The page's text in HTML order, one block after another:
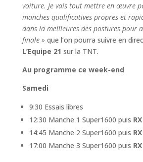
voiture. Je vais tout mettre en œuvre
manches qualificatives propres et
dans la meilleures des postures pour
finale » que l’on pourra suivre en
L’Equipe 21 sur la TNT.
Au programme ce week-end
Samedi
9:30 Essais libres
12:30 Manche 1 Super1600 puis
14:45 Manche 2 Super1600 puis
17:00 Manche 3 Super1600 puis